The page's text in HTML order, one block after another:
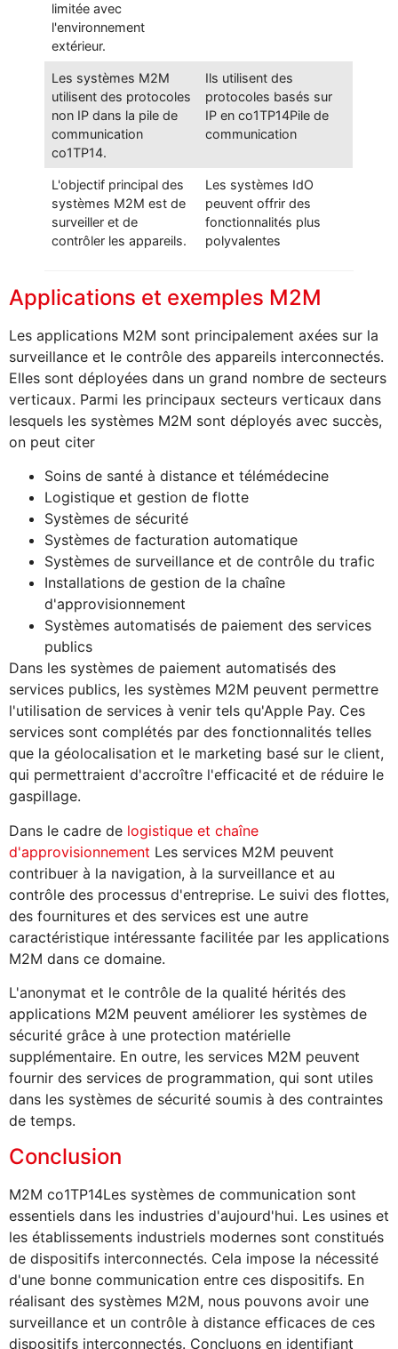
limitée avec
l'environnement
extérieur.
Les systèmes M2M
utilisent des protocoles
non IP dans la pile de
communication
co1TP14.
Ils utilisent des
protocoles basés sur
IP en co1TP14Pile de
communication
L'objectif principal des
systèmes M2M est de
surveiller et de
contrôler les appareils.
Les systèmes IdO
peuvent offrir des
fonctionnalités plus
polyvalentes
Applications et exemples M2M
Les applications M2M sont principalement axées sur la
surveillance et le contrôle des appareils interconnectés.
Elles sont déployées dans un grand nombre de secteurs
verticaux. Parmi les principaux secteurs verticaux dans
lesquels les systèmes M2M sont déployés avec succès,
on peut citer
Soins de santé à distance et télémédecine
Logistique et gestion de flotte
Systèmes de sécurité
Systèmes de facturation automatique
Systèmes de surveillance et de contrôle du trafic
Installations de gestion de la chaîne
d'approvisionnement
Systèmes automatisés de paiement des services
publics
Dans les systèmes de paiement automatisés des
services publics, les systèmes M2M peuvent permettre
l'utilisation de services à venir tels qu'Apple Pay. Ces
services sont complétés par des fonctionnalités telles
que la géolocalisation et le marketing basé sur le client,
qui permettraient d'accroître l'efficacité et de réduire le
gaspillage.
Dans le cadre de logistique et chaîne
d'approvisionnement Les services M2M peuvent
contribuer à la navigation, à la surveillance et au
contrôle des processus d'entreprise. Le suivi des flottes,
des fournitures et des services est une autre
caractéristique intéressante facilitée par les applications
M2M dans ce domaine.
L'anonymat et le contrôle de la qualité hérités des
applications M2M peuvent améliorer les systèmes de
sécurité grâce à une protection matérielle
supplémentaire. En outre, les services M2M peuvent
fournir des services de programmation, qui sont utiles
dans les systèmes de sécurité soumis à des contraintes
de temps.
Conclusion
M2M co1TP14Les systèmes de communication sont
essentiels dans les industries d'aujourd'hui. Les usines et
les établissements industriels modernes sont constitués
de dispositifs interconnectés. Cela impose la nécessité
d'une bonne communication entre ces dispositifs. En
réalisant des systèmes M2M, nous pouvons avoir une
surveillance et un contrôle à distance efficaces de ces
dispositifs interconnectés. Concluons en identifiant